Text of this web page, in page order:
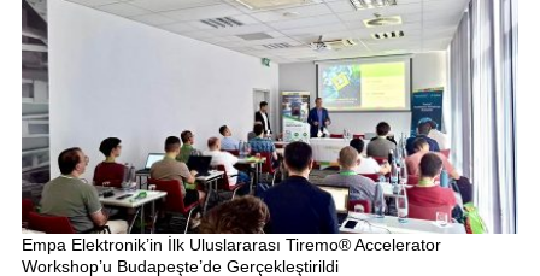
Empa Elektronik’in İlk Uluslararası Tiremo® Accelerator
Workshop’u Budapeşte’de Gerçekleştirildi